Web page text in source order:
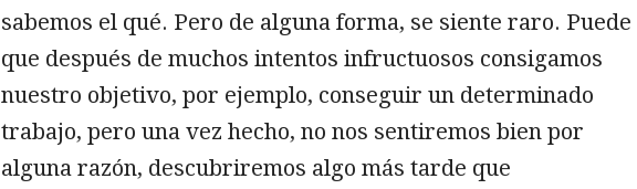
sabemos el qué. Pero de alguna forma, se siente raro. Puede
que después de muchos intentos infructuosos consigamos
nuestro objetivo, por ejemplo, conseguir un determinado
trabajo, pero una vez hecho, no nos sentiremos bien por
alguna razón, descubriremos algo más tarde que